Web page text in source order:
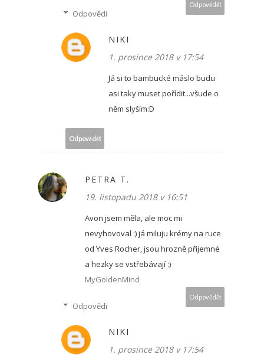
Odpovědět
Odpovědi
NIKI
1. prosince 2018 v 17:54
Já si to bambucké máslo budu
asi taky muset pořídit...všude o
něm slyším:D
Odpovědět
PETRA T.
19. listopadu 2018 v 16:51
Avon jsem měla, ale moc mi
nevyhovoval :) já miluju krémy na ruce
od Yves Rocher, jsou hrozně příjemné
a hezky se vstřebávají :)
MyGoldenMind
Odpovědět
Odpovědi
NIKI
1. prosince 2018 v 17:54